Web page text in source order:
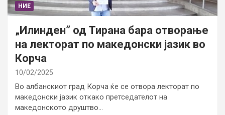
НИЕ
„Илинден” од Тирана бара отворање
на лекторат по македонски јазик во
Корча
10/02/2025
Во албанскиот град Корча ќе се отвора лекторат по
македонски јазик откако претседателот на
македонското друштво…